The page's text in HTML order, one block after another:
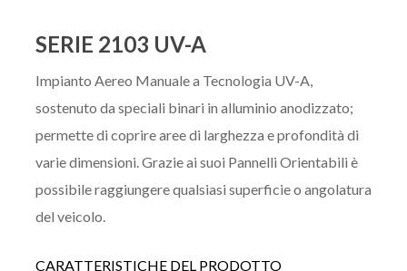
SERIE 2103 UV-A
Impianto Aereo Manuale a Tecnologia UV-A,
sostenuto da speciali binari in alluminio anodizzato;
permette di coprire aree di larghezza e profondità di
varie dimensioni. Grazie ai suoi Pannelli Orientabili è
possibile raggiungere qualsiasi superficie o angolatura
del veicolo.
CARATTERISTICHE DEL PRODOTTO